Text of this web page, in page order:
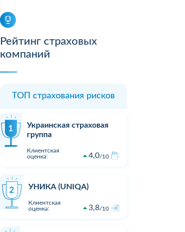
Рейтинг страховых
компаний
ТОП страхования рисков
Украинская страховая
группа
Клиентская
оценка:
4,0 10
УНИКА (UNIQA)
Клиентская
оценка:
3,8 10